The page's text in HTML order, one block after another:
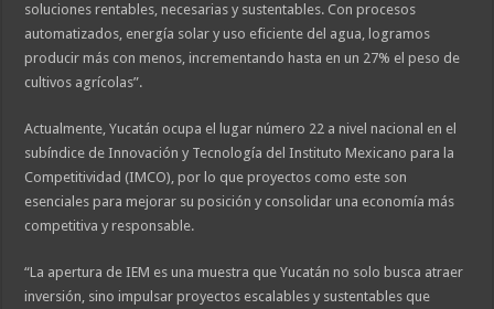
soluciones rentables, necesarias y sustentables. Con procesos
automatizados, energía solar y uso eficiente del agua, logramos
producir más con menos, incrementando hasta en un 27% el peso de
cultivos agrícolas”.
Actualmente, Yucatán ocupa el lugar número 22 a nivel nacional en el
subíndice de Innovación y Tecnología del Instituto Mexicano para la
Competitividad (IMCO), por lo que proyectos como este son
esenciales para mejorar su posición y consolidar una economía más
competitiva y responsable.
“La apertura de IEM es una muestra que Yucatán no solo busca atraer
inversión, sino impulsar proyectos escalables y sustentables que